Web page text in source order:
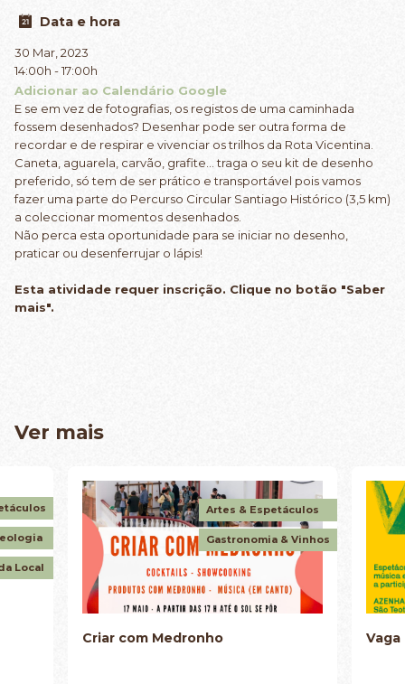
Data e hora
30 Mar, 2023
14:00h - 17:00h
Adicionar ao Calendário Google
E se em vez de fotografias, os registos de uma caminhada
fossem desenhados? Desenhar pode ser outra forma de
recordar e de respirar e vivenciar os trilhos da Rota Vicentina.
Caneta, aguarela, carvão, grafite… traga o seu kit de desenho
preferido, só tem de ser prático e transportável pois vamos
fazer uma parte do Percurso Circular Santiago Histórico (3,5 km)
a coleccionar momentos desenhados.
Não perca esta oportunidade para se iniciar no desenho,
praticar ou desenferrujar o lápis!
Esta atividade requer inscrição. Clique no botão "Saber
mais".
Ver mais
Local
Artes & Espetáculos
Gastronomia & Vinhos
Criar com Medronho Vaga